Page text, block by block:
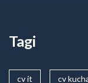
Tagi
cv it cv